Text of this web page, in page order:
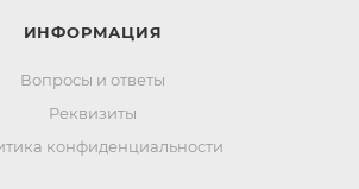
ИНФОРМАЦИЯ
Вопросы и ответы
Реквизиты
конфиденциальности